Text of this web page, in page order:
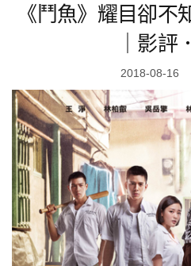
《鬥魚》耀目卻不
｜影評
2018-08-16